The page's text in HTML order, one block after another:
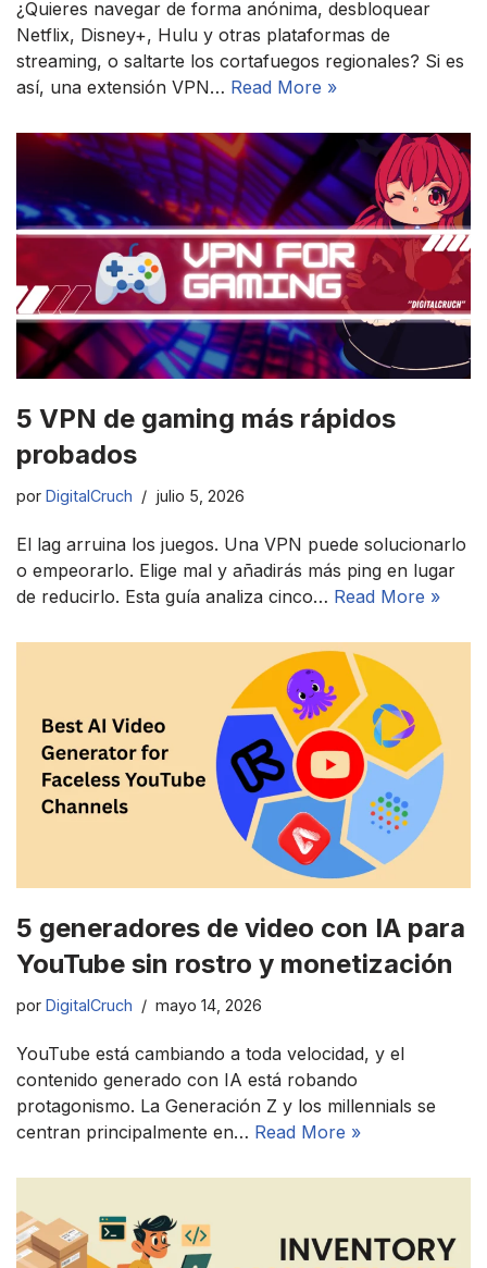
¿Quieres navegar de forma anónima, desbloquear
Netflix, Disney+, Hulu y otras plataformas de
streaming, o saltarte los cortafuegos regionales? Si es
así, una extensión VPN… Read More »
5 VPN de gaming más rápidos
probados
por DigitalCruch julio 5, 2026
El lag arruina los juegos. Una VPN puede solucionarlo
o empeorarlo. Elige mal y añadirás más ping en lugar
de reducirlo. Esta guía analiza cinco… Read More »
5 generadores de video con IA para
YouTube sin rostro y monetización
por DigitalCruch mayo 14, 2026
YouTube está cambiando a toda velocidad, y el
contenido generado con IA está robando
protagonismo. La Generación Z y los millennials se
centran principalmente en… Read More »